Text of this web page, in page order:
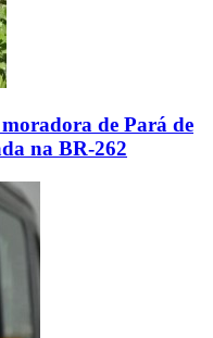
de Pará de
na BR-262